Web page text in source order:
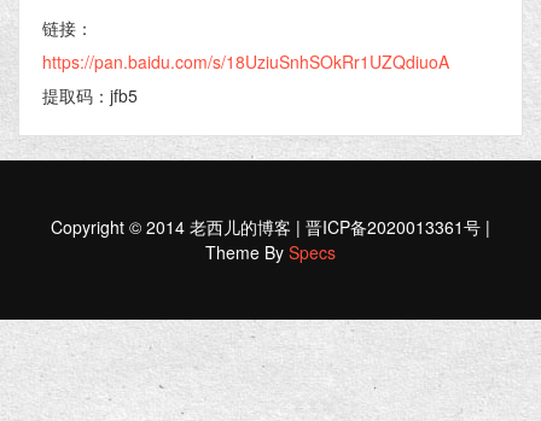
链接：
https://pan.baidu.com/s/18UziuSnhSOkRr1UZQdiuoA
提取码：jfb5
Copyright © 2014 老西儿的博客 | 晋ICP备2020013361号 |
Theme By Specs